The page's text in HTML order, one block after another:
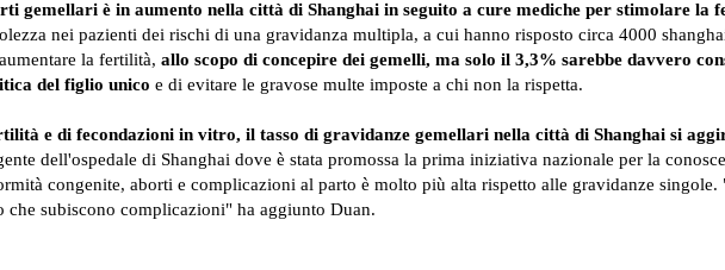
gemellari è in aumento nella città di Shanghai in seguito a cure mediche per stimolare la
nei pazienti dei rischi di una gravidanza multipla, a cui hanno risposto circa 4000
la fertilità, allo scopo di concepire dei gemelli, ma solo il 3,3% sarebbe davvero
del figlio unico e di evitare le gravose multe imposte a chi non la rispetta.
e di fecondazioni in vitro, il tasso di gravidanze gemellari nella città di Shanghai si
dell'ospedale di Shanghai dove è stata promossa la prima iniziativa nazionale per la
congenite, aborti e complicazioni al parto è molto più alta rispetto alle gravidanze
subiscono complicazioni" ha aggiunto Duan.